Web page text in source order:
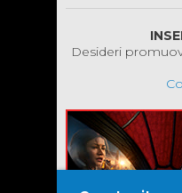
Desideri